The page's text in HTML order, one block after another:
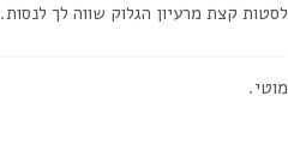
לסטות קצת מרעיון הגלוק שווה לך לנסות.
מוטי.